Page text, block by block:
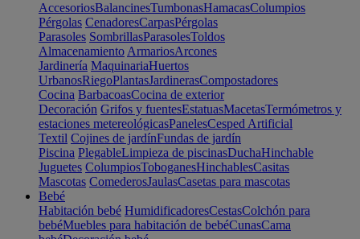
AccesoriosBalancinesTumbonasHamacasColumpios
Pérgolas CenadoresCarpasPérgolas
Parasoles SombrillasParasolesToldos
Almacenamiento ArmariosArcones
Jardinería MaquinariaHuertos
UrbanosRiegoPlantasJardinerasCompostadores
Cocina BarbacoasCocina de exterior
Decoración Grifos y fuentesEstatuasMacetasTermómetros y
estaciones metereológicasPanelesCesped Artificial
Textil Cojines de jardínFundas de jardín
Piscina PlegableLimpieza de piscinasDuchaHinchable
Juguetes ColumpiosToboganesHinchablesCasitas
Mascotas ComederosJaulasCasetas para mascotas
Bebé
Habitación bebé HumidificadoresCestasColchón para
bebéMuebles para habitación de bebéCunasCama